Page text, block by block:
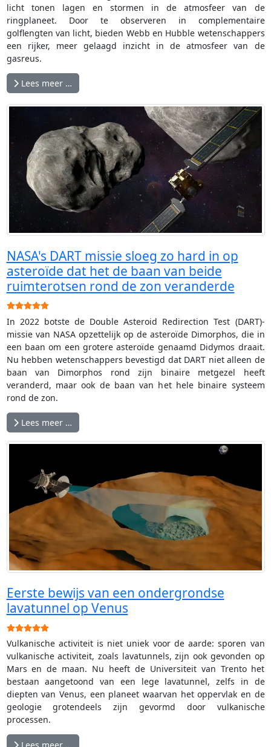
licht tonen lagen en stormen in de atmosfeer van de
ringplaneet. Door te observeren in complementaire
golflengten van licht, bieden Webb en Hubble wetenschappers
een rijker, meer gelaagd inzicht in de atmosfeer van de
gasreus.
Lees meer …
NASA's DART missie sloeg zo hard in op
asteroïde dat het de baan van beide
ruimterotsen rond de zon veranderde
Gebruikerswaardering:
In 2022 botste de Double Asteroid Redirection Test (DART)-
missie van NASA opzettelijk op de asteroïde Dimorphos, die in
een baan om een grotere asteroïde genaamd Didymos draait.
Nu hebben wetenschappers bevestigd dat DART niet alleen de
baan van Dimorphos rond zijn binaire metgezel heeft
veranderd, maar ook de baan van het hele binaire systeem
rond de zon.
Lees meer …
Eerste bewijs van een ondergrondse
lavatunnel op Venus
Gebruikerswaardering:
Vulkanische activiteit is niet uniek voor de aarde: sporen van
vulkanische activiteit, zoals lavatunnels, zijn ook gevonden op
Mars en de maan. Nu heeft de Universiteit van Trento het
bestaan aangetoond van een lege lavatunnel, zelfs in de
diepten van Venus, een planeet waarvan het oppervlak en de
geologie grotendeels zijn gevormd door vulkanische
processen.
Lees meer …